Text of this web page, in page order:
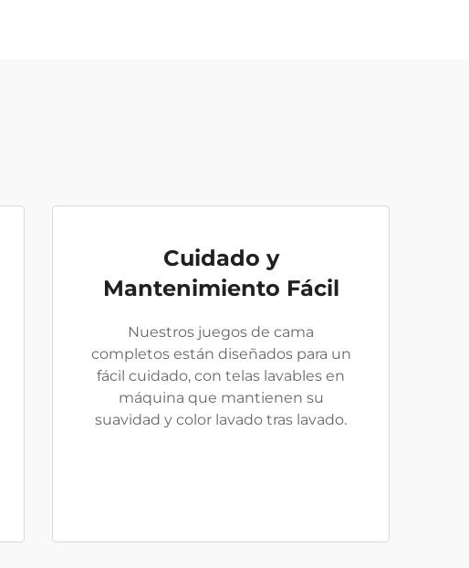
Cuidado y
Mantenimiento Fácil
Nuestros juegos de cama
completos están diseñados para un
fácil cuidado, con telas lavables en
máquina que mantienen su
suavidad y color lavado tras lavado.